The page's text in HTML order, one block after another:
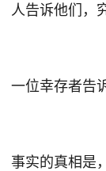
人告诉他们，
一位幸存者告
事实的真相是